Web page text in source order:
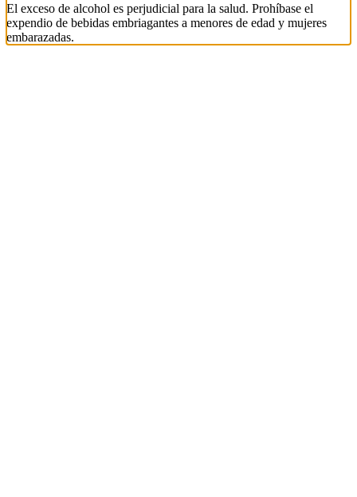
El exceso de alcohol es perjudicial para la salud. Prohíbase el
expendio de bebidas embriagantes a menores de edad y mujeres
embarazadas.